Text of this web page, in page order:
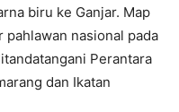
biru ke Ganjar. Map
nasional pada
Perantara
dan Ikatan